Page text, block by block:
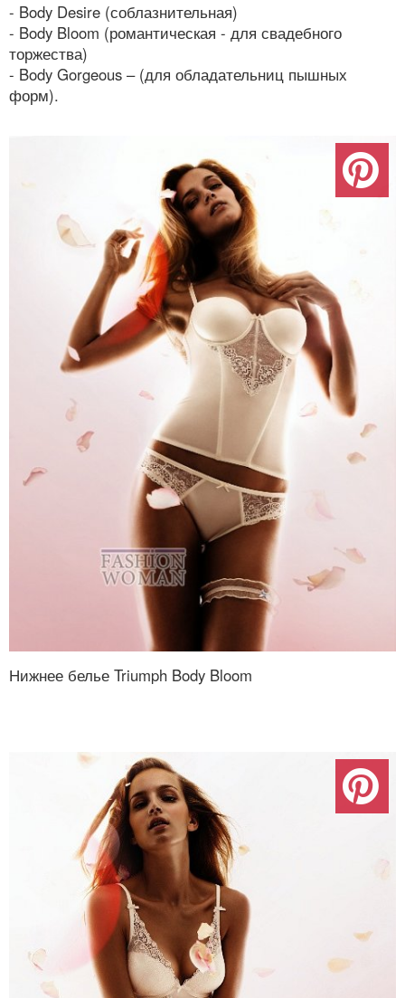
- Body Desire (соблазнительная)
- Body Bloom (романтическая - для свадебного
торжества)
- Body Gorgeous – (для обладательниц пышных
форм).
Нижнее белье Triumph Body Bloom